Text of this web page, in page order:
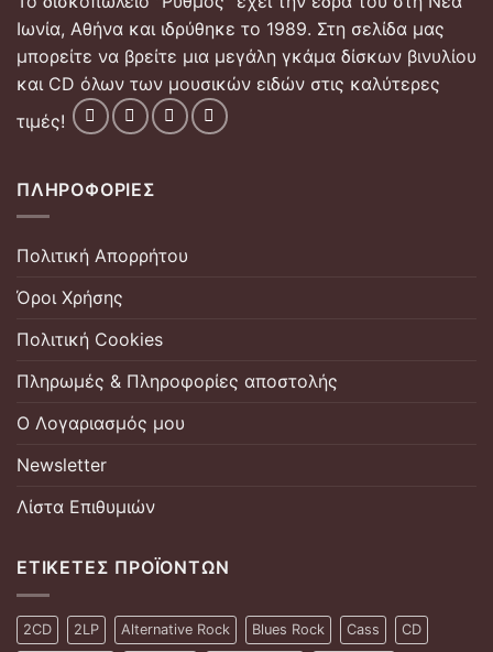
Ιωνία, Αθήνα και ιδρύθηκε το 1989. Στη σελίδα μας
μπορείτε να βρείτε μια μεγάλη γκάμα δίσκων βινυλίου
και CD όλων των μουσικών ειδών στις καλύτερες
τιμές!
ΠΛΗΡΟΦΟΡΊΕΣ
Πολιτική Απορρήτου
Όροι Χρήσης
Πολιτική Cookies
Πληρωμές & Πληροφορίες αποστολής
Ο Λογαριασμός μου
Newsletter
Λίστα Επιθυμιών
ΕΤΙΚΈΤΕΣ ΠΡΟΪΌΝΤΩΝ
2CD 2LP Alternative Rock Blues Rock Cass CD